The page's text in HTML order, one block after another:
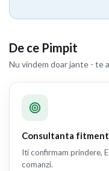
De ce Pimpit
Nu vindem doar jante - te
Consultanta
Iti confirmam prindere,
comanzi.